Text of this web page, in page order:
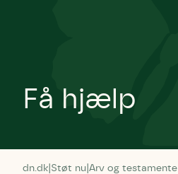
Få hjælp
dn.dk Støt nu Arv og testamente